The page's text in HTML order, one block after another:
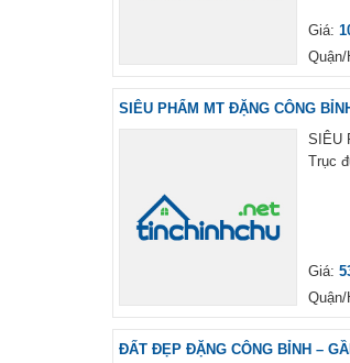
Giá:
Quận/
SIÊU PHẨM MT ĐẶNG CÔNG
SIÊU
Trục
Giá:
Quận/
ĐẤT ĐẸP ĐẶNG CÔNG BỈNH –